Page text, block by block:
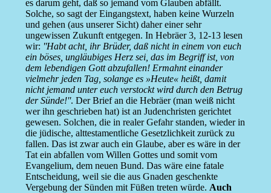
es darum geht, daß so jemand vom Glauben abfällt.
Solche, so sagt der Eingangstext, haben keine Wurzeln
und gehen (aus unserer Sicht) daher einer sehr
ungewissen Zukunft entgegen. In Hebräer 3, 12-13 lesen
wir: ''Habt acht, ihr Brüder, daß nicht in einem von euch
ein böses, ungläubiges Herz sei, das im Begriff ist, von
dem lebendigen Gott abzufallen! Ermahnt einander
vielmehr jeden Tag, solange es »Heute« heißt, damit
nicht jemand unter euch verstockt wird durch den Betrug
der Sünde!''. Der Brief an die Hebräer (man weiß nicht
wer ihn geschrieben hat) ist an Judenchristen gerichtet
gewesen. Solchen, die in realer Gefahr standen, wieder in
die jüdische, alttestamentliche Gesetzlichkeit zurück zu
fallen. Das ist zwar auch ein Glaube, aber es wäre in der
Tat ein abfallen vom Willen Gottes und somit vom
Evangelium, dem neuen Bund. Das wäre eine fatale
Entscheidung, weil sie die aus Gnaden geschenkte
Vergebung der Sünden mit Füßen treten würde. Auch